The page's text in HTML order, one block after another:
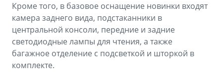
Кроме того, в базовое оснащение новинки входят
камера заднего вида, подстаканники в
центральной консоли, передние и задние
светодиодные лампы для чтения, а также
багажное отделение с подсветкой и шторкой в
комплекте.